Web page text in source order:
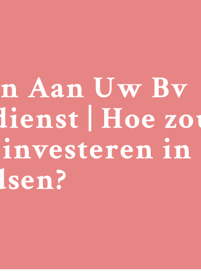
Aan Uw Bv
| Hoe
in